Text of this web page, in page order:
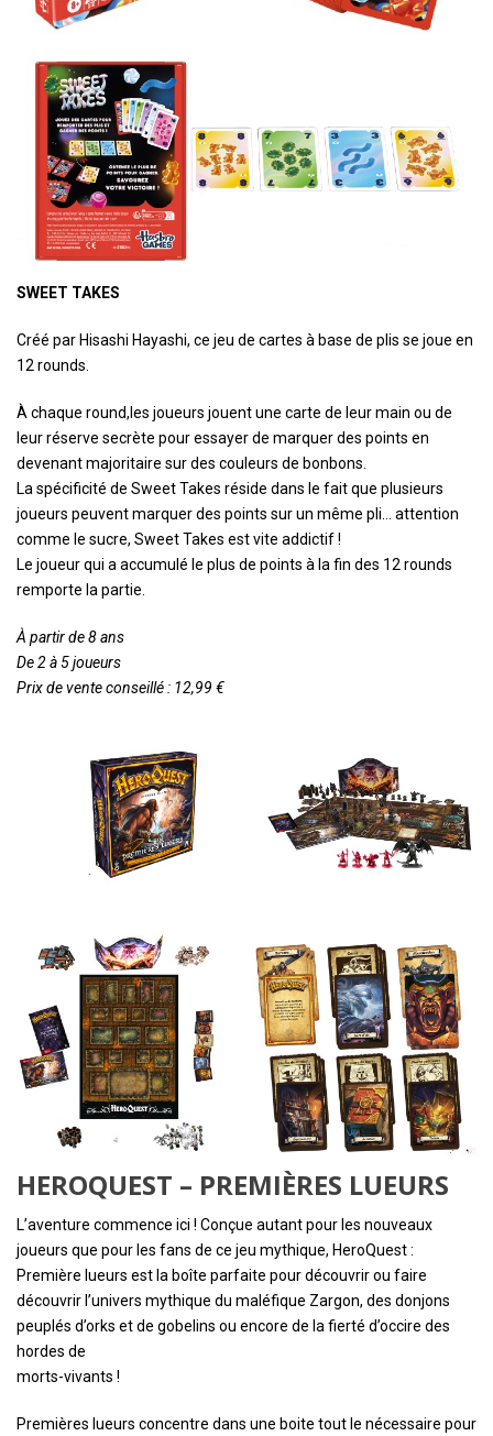
SWEET TAKES
Créé par Hisashi Hayashi, ce jeu de cartes à base de plis se joue en
12 rounds.
À chaque round,les joueurs jouent une carte de leur main ou de
leur réserve secrète pour essayer de marquer des points en
devenant majoritaire sur des couleurs de bonbons.
La spécificité de Sweet Takes réside dans le fait que plusieurs
joueurs peuvent marquer des points sur un même pli… attention
comme le sucre, Sweet Takes est vite addictif !
Le joueur qui a accumulé le plus de points à la fin des 12 rounds
remporte la partie.
À partir de 8 ans
De 2 à 5 joueurs
Prix de vente conseillé : 12,99 €
HEROQUEST – PREMIÈRES LUEURS
L’aventure commence ici ! Conçue autant pour les nouveaux
joueurs que pour les fans de ce jeu mythique, HeroQuest :
Première lueurs est la boîte parfaite pour découvrir ou faire
découvrir l’univers mythique du maléfique Zargon, des donjons
peuplés d’orks et de gobelins ou encore de la fierté d’occire des
hordes de
morts-vivants !
Premières lueurs concentre dans une boite tout le nécessaire pour